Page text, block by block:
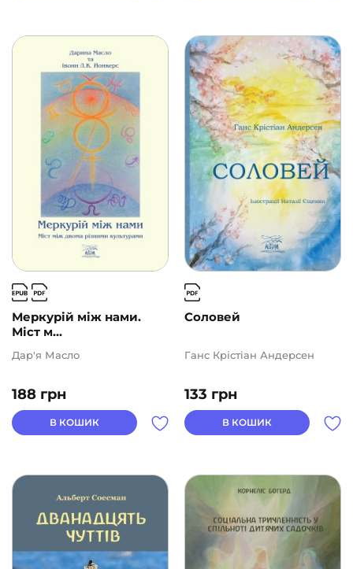
Меркурій між нами.
Міст м...
188 грн
Дар'я Масло
В КОШИК
Соловей
133 грн
Ганс Крістіан Андерсен
В КОШИК